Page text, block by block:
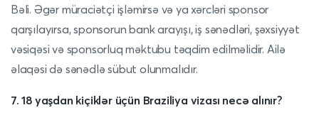
Bəli. Əgər müraciətçi işləmirsə və ya xərcləri sponsor
qarşılayırsa, sponsorun bank arayışı, iş sənədləri, şəxsiyyət
vəsiqəsi və sponsorluq məktubu təqdim edilməlidir. Ailə
əlaqəsi də sənədlə sübut olunmalıdır.
7. 18 yaşdan kiçiklər üçün Braziliya vizası necə alınır?